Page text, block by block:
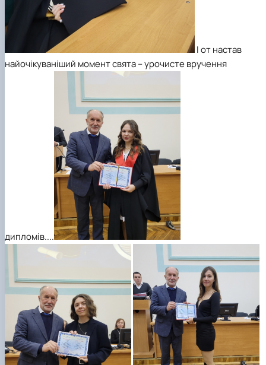
І от настав
найочікуваніший момент свята – урочисте вручення
дипломів....